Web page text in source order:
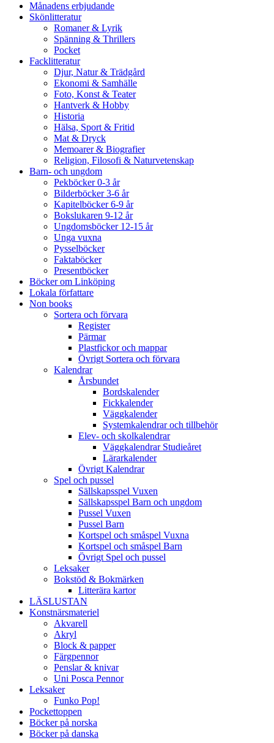
Månadens erbjudande
Skönlitteratur
Romaner & Lyrik
Spänning & Thrillers
Pocket
Facklitteratur
Djur, Natur & Trädgård
Ekonomi & Samhälle
Foto, Konst & Teater
Hantverk & Hobby
Historia
Hälsa, Sport & Fritid
Mat & Dryck
Memoarer & Biografier
Religion, Filosofi & Naturvetenskap
Barn- och ungdom
Pekböcker 0-3 år
Bilderböcker 3-6 år
Kapitelböcker 6-9 år
Bokslukaren 9-12 år
Ungdomsböcker 12-15 år
Unga vuxna
Pysselböcker
Faktaböcker
Presentböcker
Böcker om Linköping
Lokala författare
Non books
Sortera och förvara
Register
Pärmar
Plastfickor och mappar
Övrigt Sortera och förvara
Kalendrar
Årsbundet
Bordskalender
Fickkalender
Väggkalender
Systemkalendrar och tillbehör
Elev- och skolkalendrar
Väggkalendrar Studieåret
Lärarkalender
Övrigt Kalendrar
Spel och pussel
Sällskapsspel Vuxen
Sällskapsspel Barn och ungdom
Pussel Vuxen
Pussel Barn
Kortspel och småspel Vuxna
Kortspel och småspel Barn
Övrigt Spel och pussel
Leksaker
Bokstöd & Bokmärken
Litterära kartor
LÄSLUSTAN
Konstnärsmateriel
Akvarell
Akryl
Block & papper
Färgpennor
Penslar & knivar
Uni Posca Pennor
Leksaker
Funko Pop!
Pockettoppen
Böcker på norska
Böcker på danska